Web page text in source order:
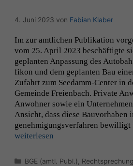
4. Juni 2023 von Fabian Klaber
Im zur amtlichen Pub­lika­tion
vom 25. April 2023 beschäftigte
geplanten Anpas­sung des
fikon und dem geplanten Bau
Zufahrt zum Seedamm-Cen­ter in
Gemeinde Freien­bach. Pri­vate
Anwohn­er sowie ein
Ansicht, dass diese Bau­vorhaben
genehmi­gungsver­fahren
weit­er­lesen
Kategorien
BGE (amtl. Publ.) Rechtsprechung